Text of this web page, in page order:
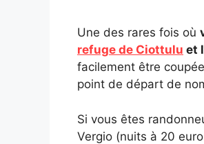
Une des rares fois où
refuge de Ciottulu et
facilement être
point de départ de
Si vous êtes
Vergio (nuits à 20